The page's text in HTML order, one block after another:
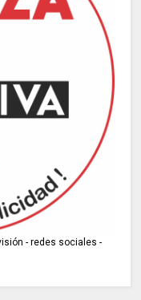
- redes sociales -